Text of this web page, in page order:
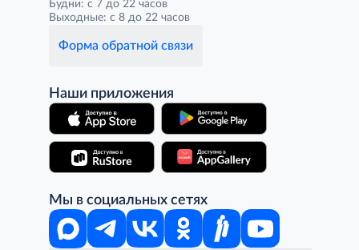
Будни: с 7 до 22 часов
Выходные: с 8 до 22 часов
Форма обратной связи
Наши приложения
Мы в социальных сетях